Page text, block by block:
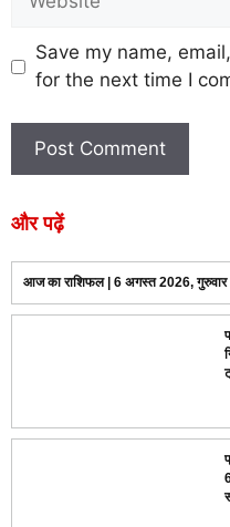
Save my name,
for the next time I
और पढ़ें
आज का राशिफल | 6 अगस्त 2026, गुरुवार